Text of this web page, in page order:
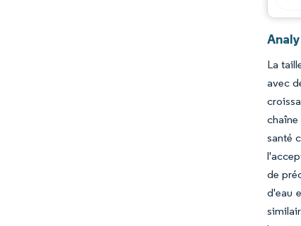
La
avec
chaîne
santé
de
d'eau